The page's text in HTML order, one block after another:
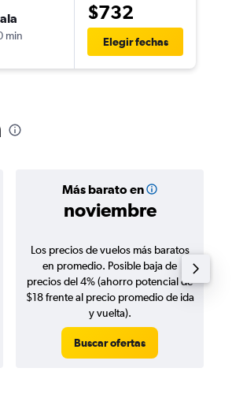
min
$732
Elegir fechas
Más barato en
noviembre
Los precios de vuelos más baratos
en promedio. Posible baja de
precios del 4% (ahorro potencial de
$18 frente al precio promedio de ida
y vuelta).
Buscar ofertas